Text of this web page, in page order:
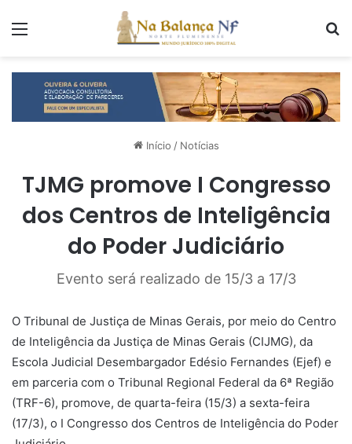
Início / Notícias
TJMG promove I Congresso
dos Centros de Inteligência
do Poder Judiciário
Evento será realizado de 15/3 a 17/3
O Tribunal de Justiça de Minas Gerais, por meio do Centro
de Inteligência da Justiça de Minas Gerais (CIJMG), da
Escola Judicial Desembargador Edésio Fernandes (Ejef) e
em parceria com o Tribunal Regional Federal da 6ª Região
(TRF-6), promove, de quarta-feira (15/3) a sexta-feira
(17/3), o I Congresso dos Centros de Inteligência do Poder